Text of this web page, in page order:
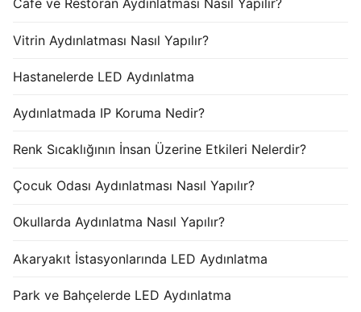
Cafe ve Restoran Aydınlatması Nasıl Yapılır?
Vitrin Aydınlatması Nasıl Yapılır?
Hastanelerde LED Aydınlatma
Aydınlatmada IP Koruma Nedir?
Renk Sıcaklığının İnsan Üzerine Etkileri Nelerdir?
Çocuk Odası Aydınlatması Nasıl Yapılır?
Okullarda Aydınlatma Nasıl Yapılır?
Akaryakıt İstasyonlarında LED Aydınlatma
Park ve Bahçelerde LED Aydınlatma